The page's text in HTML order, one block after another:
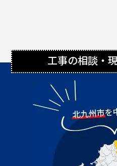
工事の相談・